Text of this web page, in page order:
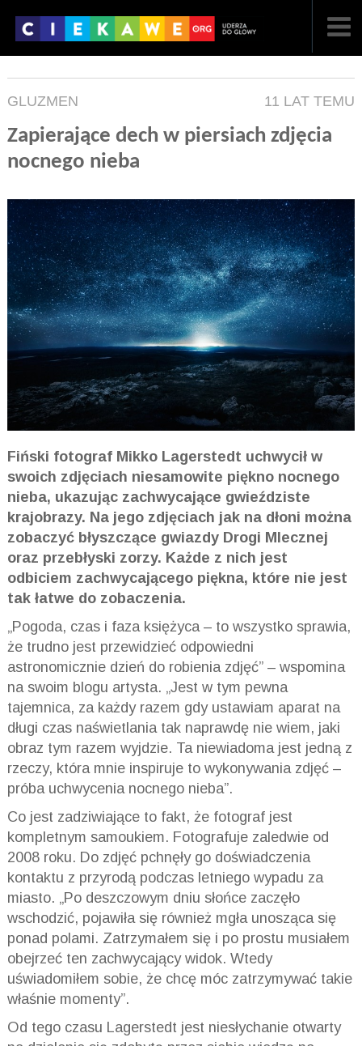
GLUZMEN 11 LAT TEMU
Zapierające dech w piersiach zdjęcia
nocnego nieba
Fiński fotograf Mikko Lagerstedt uchwycił w
swoich zdjęciach niesamowite piękno nocnego
nieba, ukazując zachwycające gwieździste
krajobrazy. Na jego zdjęciach jak na dłoni można
zobaczyć błyszczące gwiazdy Drogi Mlecznej
oraz przebłyski zorzy. Każde z nich jest
odbiciem zachwycającego piękna, które nie jest
tak łatwe do zobaczenia.
„Pogoda, czas i faza księżyca – to wszystko sprawia,
że trudno jest przewidzieć odpowiedni
astronomicznie dzień do robienia zdjęć” – wspomina
na swoim blogu artysta. „Jest w tym pewna
tajemnica, za każdy razem gdy ustawiam aparat na
długi czas naświetlania tak naprawdę nie wiem, jaki
obraz tym razem wyjdzie. Ta niewiadoma jest jedną z
rzeczy, która mnie inspiruje to wykonywania zdjęć –
próba uchwycenia nocnego nieba”.
Co jest zadziwiające to fakt, że fotograf jest
kompletnym samoukiem. Fotografuje zaledwie od
2008 roku. Do zdjęć pchnęły go doświadczenia
kontaktu z przyrodą podczas letniego wypadu za
miasto. „Po deszczowym dniu słońce zaczęło
wschodzić, pojawiła się również mgła unosząca się
ponad polami. Zatrzymałem się i po prostu musiałem
obejrzeć ten zachwycający widok. Wtedy
uświadomiłem sobie, że chcę móc zatrzymywać takie
właśnie momenty”.
Od tego czasu Lagerstedt jest niesłychanie otwarty
NAJNOWSZE
F FILMY
G GALERIA
REGULAMIN
KONTAKT